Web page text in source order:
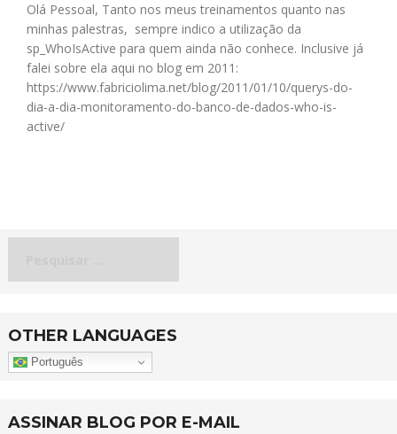
Olá Pessoal, Tanto nos meus treinamentos quanto nas
minhas palestras, sempre indico a utilização da
sp_WhoIsActive para quem ainda não conhece. Inclusive já
falei sobre ela aqui no blog em 2011:
https://www.fabriciolima.net/blog/2011/01/10/querys-do-
dia-a-dia-monitoramento-do-banco-de-dados-who-is-
active/
OTHER LANGUAGES
Português
ASSINAR BLOG POR E-MAIL